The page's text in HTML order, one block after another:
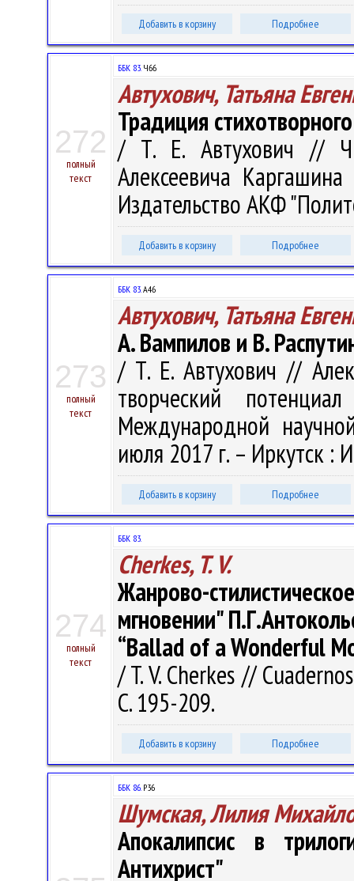
Добавить в корзину Подробнее
272
полный
текст
ББК 83.Ч66
Автухович, Татьяна
Традиция
/ Т. Е. Автухович //
Алексеевича
Издательство АКФ
Добавить в корзину Подробнее
273
полный
текст
ББК 83.А46
Автухович, Татьяна
А. Вампилов и В.
/ Т. Е. Автухович //
творческий
Международной
июля 2017 г. – Иркутск :
Добавить в корзину Подробнее
274
полный
текст
ББК 83.
Cherkes, T. V.
Жанрово-
мгновении"
“Ballad of a Wonderful
/ T. V. Cherkes //
С. 195-209.
Добавить в корзину Подробнее
ББК 86.Р36
Шумская, Лилия
Апокалипсис в
Антихрист"